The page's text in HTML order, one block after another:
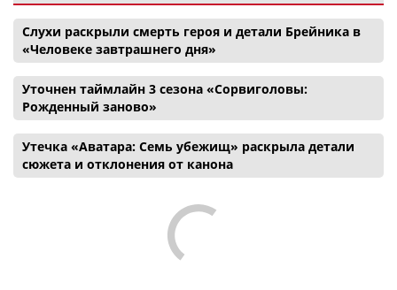
Слухи раскрыли смерть героя и детали Брейника в
«Человеке завтрашнего дня»
Уточнен таймлайн 3 сезона «Сорвиголовы:
Рожденный заново»
Утечка «Аватара: Семь убежищ» раскрыла детали
сюжета и отклонения от канона